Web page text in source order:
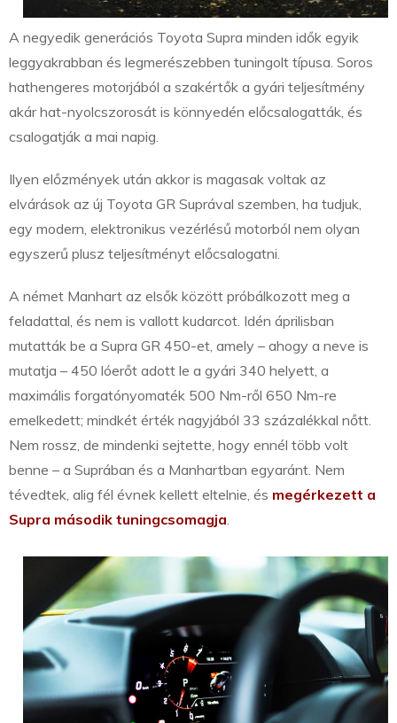
A negyedik generációs Toyota Supra minden idők egyik
leggyakrabban és legmerészebben tuningolt típusa. Soros
hathengeres motorjából a szakértők a gyári teljesítmény
akár hat-nyolcszorosát is könnyedén előcsalogatták, és
csalogatják a mai napig.
Ilyen előzmények után akkor is magasak voltak az
elvárások az új Toyota GR Suprával szemben, ha tudjuk,
egy modern, elektronikus vezérlésű motorból nem olyan
egyszerű plusz teljesítményt előcsalogatni.
A német Manhart az elsők között próbálkozott meg a
feladattal, és nem is vallott kudarcot. Idén áprilisban
mutatták be a Supra GR 450-et, amely – ahogy a neve is
mutatja – 450 lóerőt adott le a gyári 340 helyett, a
maximális forgatónyomaték 500 Nm-ről 650 Nm-re
emelkedett; mindkét érték nagyjából 33 százalékkal nőtt.
Nem rossz, de mindenki sejtette, hogy ennél több volt
benne – a Suprában és a Manhartban egyaránt. Nem
tévedtek, alig fél évnek kellett eltelnie, és megérkezett a
Supra második tuningcsomagja.